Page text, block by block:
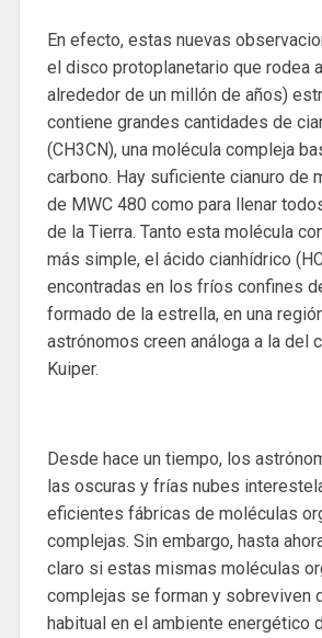
En efecto, estas nuevas
el disco protoplanetario que rodea
alrededor de un millón de años)
contiene grandes cantidades de
(CH3CN), una molécula compleja
carbono. Hay suficiente cianuro de
de MWC 480 como para llenar
de la Tierra. Tanto esta molécula
más simple, el ácido cianhídrico
encontradas en los fríos confines
formado de la estrella, en una
astrónomos creen análoga a la del
Kuiper.
Desde hace un tiempo, los
las oscuras y frías nubes
eficientes fábricas de moléculas
complejas. Sin embargo, hasta
claro si estas mismas moléculas
complejas se forman y sobreviven
habitual en el ambiente energético